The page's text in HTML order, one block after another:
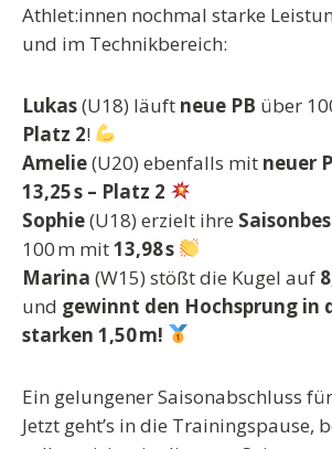
Athlet:innen nochmal starke
und im Technikbereich:
Lukas(U18) läuft neue PB über
Platz 2!
Amelie(U20) ebenfalls mit neuer
13,25 s – Platz 2
Sophie(U18) erzielt ihre
100 m mit13,98 s
Marina (W15) stößt die Kugel auf
und gewinnt den Hochsprung in
starken 1,50 m!
Ein gelungener Saisonabschluss
Jetzt geht’s in die Trainingspause,